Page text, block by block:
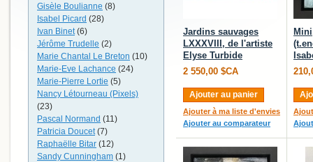
Jardins sauvages
LXXXVIII, de l'artiste
Elyse Turbide
2 550,00 $CA
Ajouter au panier
Ajouter à ma liste d'envies
Ajouter au comparateur
Gisèle Boulianne (8)
Isabel Picard (28)
Ivan Binet(6)
Jérôme Trudelle (2)
Marie Chantal Le Breton (10)
Marie-Eve Lachance (24)
Marie-Pierre Lortie (5)
Nancy Létourneau (Pixels)
(23)
Pascal Normand (11)
Patricia Doucet(7)
Raphaëlle Bitar (12)
Sandy Cunningham (1)